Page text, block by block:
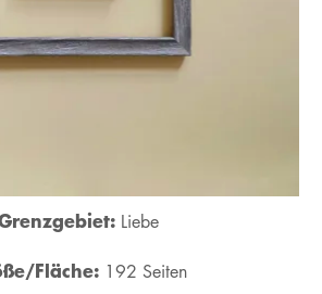
Liebe
Fläche: 192 Seiten